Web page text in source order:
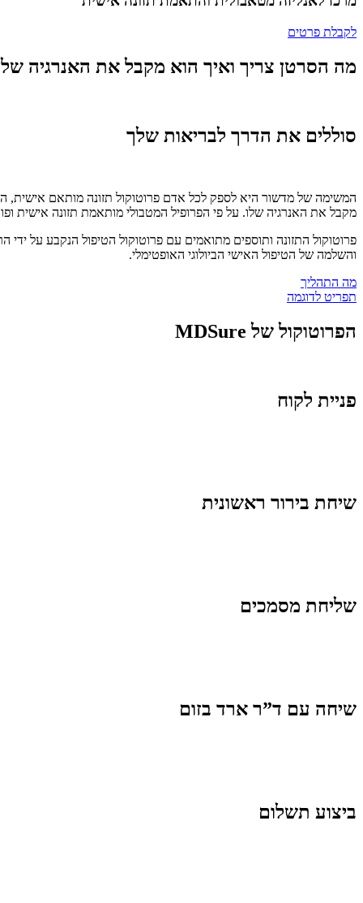
לקבלת פרטים
מה הסרטן צריך ואיך הוא מקבל את האנרגיה
סוללים את הדרך לבריאות שלך
המשימה של מדשור היא לספק לכל אדם פרוטוקול תזונה מותאם אישית,
מקבל את האנרגיה שלו. על פי הפרופיל המטבולי מותאמת תזונה אישית
פרוטוקול התזונה ותוספים מתואמים עם פרוטוקול הטיפול הנקבע על
והשלמה של הטיפול האישי הביולוגי האופטימלי.
מה התהליך
תפריט לדוגמה
הפרוטוקול של MDSure
פניית לקוח ​
שיחת בירור ראשונית
שליחת מסמכים
שיחה עם ד”ר ארד בזום
ביצוע תשלום